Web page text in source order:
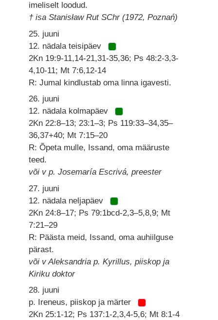
imeliselt loodud.
† isa Stanisław Rut SChr (1972, Poznań)
25. juuni
12. nädala teisipäev
2Kn 19:9-11,14-21,31-35,36; Ps 48:2-3,3-
4,10-11; Mt 7:6,12-14
R: Jumal kindlustab oma linna igavesti.
26. juuni
12. nädala kolmapäev
2Kn 22:8–13; 23:1–3; Ps 119:33–34,35–
36,37+40; Mt 7:15–20
R: Õpeta mulle, Issand, oma määruste
teed.
või v p. Josemaría Escrivá, preester
27. juuni
12. nädala neljapäev
2Kn 24:8–17; Ps 79:1bcd-2,3–5,8,9; Mt
7:21–29
R: Päästa meid, Issand, oma auhiilguse
pärast.
või v Aleksandria p. Kyrillus, piiskop ja
Kiriku doktor
28. juuni
p. Ireneus, piiskop ja märter
2Kn 25:1-12; Ps 137:1-2,3,4-5,6; Mt 8:1-4